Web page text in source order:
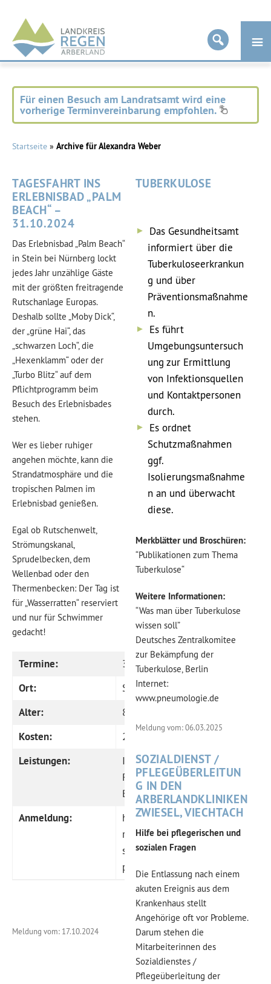
Landkreis
Regen
Für einen Besuch am Landratsamt wird eine
vorherige Terminvereinbarung empfohlen.
Startseite » Archive für Alexandra Weber
TAGESFAHRT INS
ERLEBNISBAD „PALM
BEACH“ –
31.10.2024
Das Erlebnisbad „Palm Beach“
in Stein bei Nürnberg lockt
jedes Jahr unzählige Gäste
mit der größten freitragende
Rutschanlage Europas.
Deshalb sollte „Moby Dick“,
der „grüne Hai“, das
„schwarzen Loch“, die
„Hexenklamm“ oder der
„Turbo Blitz“ auf dem
Pflichtprogramm beim
Besuch des Erlebnisbades
stehen.
Wer es lieber ruhiger
angehen möchte, kann die
Strandatmosphäre und die
tropischen Palmen im
Erlebnisbad genießen.
Egal ob Rutschenwelt,
Strömungskanal,
Sprudelbecken, dem
Wellenbad oder den
Thermenbecken: Der Tag ist
für „Wasserratten“ reserviert
und nur für Schwimmer
gedacht!
Termine:
31. Oktober
Ort:
Stein (bei Nürnberg)
Alter:
8 bis 14 Jahre
Kosten:
25,00 €
Leistungen:
Infobrief, Transfer mit
Reisebus, Eintritt, qualifizierte
Betreuung
Anmeldung:
https://formcycle.landkreis-
regen.de/frontend-
server/form/alias/1/tagesfahrt-
palm-beach-termin-2/
Meldung vom: 17.10.2024
TUBERKULOSE
Das Gesundheitsamt
informiert über die
Tuberkuloseerkrankun
g und über
Präventionsmaßnahme
n.
Es führt
Umgebungsuntersuch
ung zur Ermittlung
von Infektionsquellen
und Kontaktpersonen
durch.
Es ordnet
Schutzmaßnahmen
ggf.
Isolierungsmaßnahme
n an und überwacht
diese.
Merkblätter und Broschüren:
“Publikationen zum Thema
Tuberkulose“
Weitere Informationen:
“Was man über Tuberkulose
wissen soll”
Deutsches Zentralkomitee
zur Bekämpfung der
Tuberkulose, Berlin
Internet:
www.pneumologie.de
Meldung vom: 06.03.2025
SOZIALDIENST /
PFLEGEÜBERLEITUN
G IN DEN
ARBERLANDKLINIKEN
ZWIESEL, VIECHTACH
Hilfe bei pflegerischen und
sozialen Fragen
Die Entlassung nach einem
akuten Ereignis aus dem
Krankenhaus stellt
Angehörige oft vor Probleme.
Darum stehen die
Mitarbeiterinnen des
Sozialdienstes /
Pflegeüberleitung der